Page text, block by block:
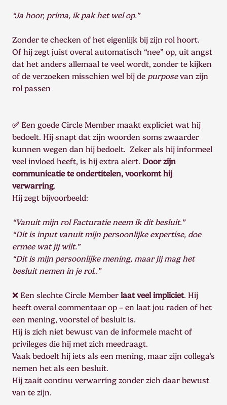
“Ja hoor, prima, ik pak het wel op.”
Zonder te checken of het eigenlijk bij zijn rol hoort.
Of hij zegt juist overal automatisch “nee” op, uit angst
dat het anders allemaal te veel wordt, zonder te kijken
of de verzoeken misschien wel bij de purposevan zijn
rol passen
✅ Een goede Circle Member maakt expliciet wat hij
bedoelt. Hij snapt dat zijn woorden soms zwaarder
kunnen wegen dan hij bedoelt. Zeker als hij informeel
veel invloed heeft, is hij extra alert. Door zijn
communicatie te ondertitelen, voorkomt hij
verwarring.
Hij zegt bijvoorbeeld:
“Vanuit mijn rol Facturatie neem ik dit besluit.”
“Dit is input vanuit mijn persoonlijke expertise, doe
ermee wat jij wilt.”
“Dit is mijn persoonlijke mening, maar jij mag het
besluit nemen in je rol..”
❌ Een slechte Circle Member laat veel impliciet. Hij
heeft overal commentaar op – en laat jou raden of het
een mening, voorstel of besluit is.
Hij is zich niet bewust van de informele macht of
privileges die hij met zich meedraagt.
Vaak bedoelt hij iets als een mening, maar zijn collega’s
nemen het als een besluit.
Hij zaait continu verwarring zonder zich daar bewust
van te zijn.